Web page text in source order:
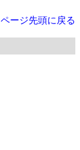
ページ先頭に戻る